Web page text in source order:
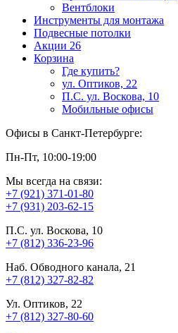
Вентблоки
Инструменты для монтажа
Подвесные потолки
Акции 26
Корзина
Где купить?
ул. Оптиков, 22
П.С. ул. Воскова, 10
Мобильные офисы
Офисы в Санкт-Петербурге:
Пн-Пт, 10:00-19:00
Мы всегда на связи:
+7 (921) 371-01-80
+7 (931) 203-62-15
П.С. ул. Воскова, 10
+7 (812) 336-23-96
Наб. Обводного канала, 21
+7 (812) 327-82-82
Ул. Оптиков, 22
+7 (812) 327-80-60